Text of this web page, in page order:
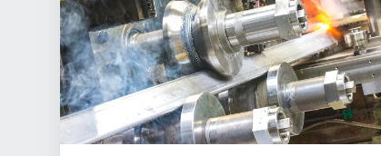
scelta
corretta
per
te?
Qui
c'è